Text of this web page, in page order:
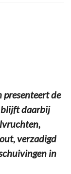
presenteert de
blijft daarbij
verzadigd
in